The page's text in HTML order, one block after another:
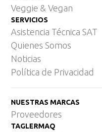
Veggie & Vegan
SERVICIOS
Asistencia Técnica SAT
Quienes Somos
Noticias
Política de Privacidad
NUESTRAS MARCAS
Proveedores
TAGLERMAQ